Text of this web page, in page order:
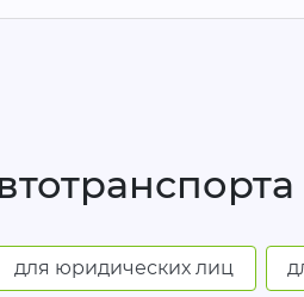
для юридических лиц